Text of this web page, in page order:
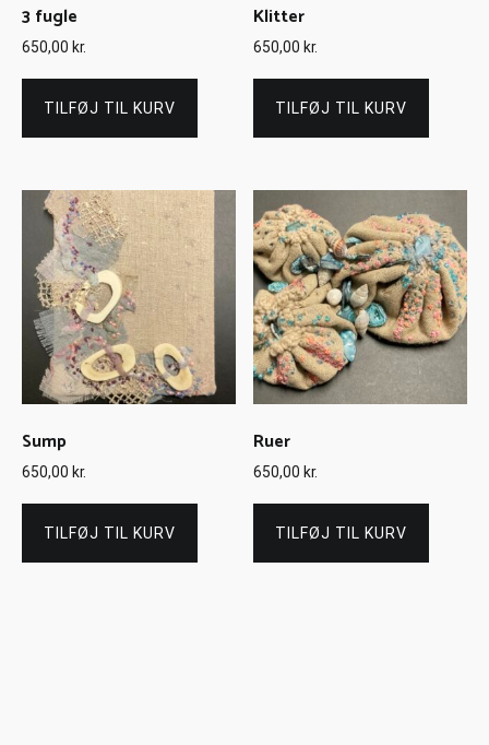
3 fugle
650,00 kr.
TILFØJ TIL KURV
Klitter
650,00 kr.
TILFØJ TIL KURV
Sump
650,00 kr.
TILFØJ TIL KURV
Ruer
650,00 kr.
TILFØJ TIL KURV